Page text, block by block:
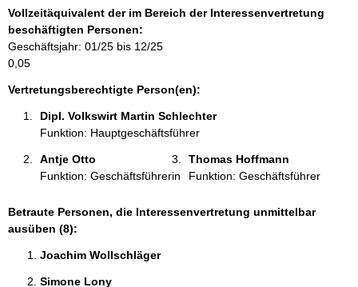
t
i
o
n
e
Vollzeitäquivalent der im Bereich der Interessenvertretung
beschäftigten Personen:
Geschäftsjahr: 01/25 bis 12/25
0,05
Vertretungsberechtigte Person(en):
Dipl. Volkswirt Martin Schlechter
Funktion: Hauptgeschäftsführer
Antje Otto
Funktion: Geschäftsführerin
Thomas Hoffmann
Funktion: Geschäftsführer
Betraute Personen, die Interessenvertretung unmittelbar
ausüben (8):
Joachim Wollschläger
Simone Lony